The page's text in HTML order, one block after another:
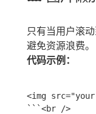
只有当用户滚
避免资源浪费。
代码示例：
<img
```<br />